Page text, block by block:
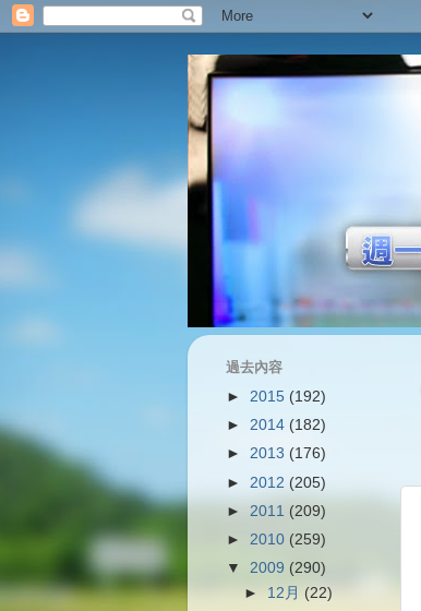
過去內容
► 2015 (192)
► 2014 (182)
► 2013 (176)
► 2012 (205)
► 2011 (209)
► 2010 (259)
▼ 2009 (290)
► 12月 (22)